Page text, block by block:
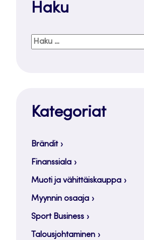
Haku
Haku:
Kategoriat
Brändit
Finanssiala
Muoti ja vähittäiskauppa
Myynnin osaaja
Sport Business
Talousjohtaminen